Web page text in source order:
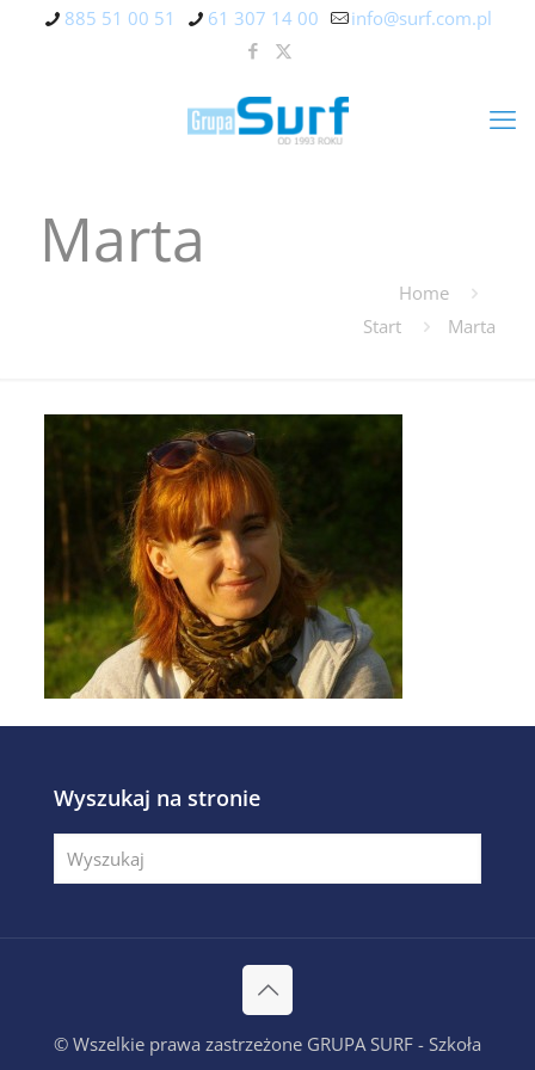
885 51 00 51 61 307 14 00 info@surf.com.pl
Marta
Home
Start
Marta
Wyszukaj na stronie
© Wszelkie prawa zastrzeżone GRUPA SURF - Szkoła